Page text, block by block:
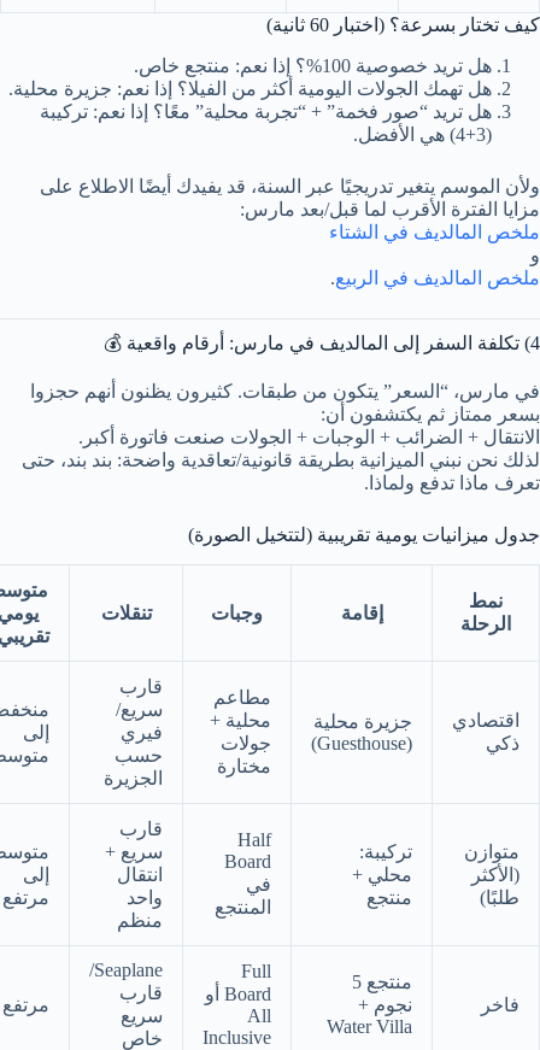
كيف تختار بسرعة؟ (اختبار 60 ثانية)
هل تريد خصوصية 100%؟ إذا نعم: منتجع خاص.
هل تهمك الجولات اليومية أكثر من الفيلا؟ إذا نعم: جزيرة محلية.
هل تريد “صور فخمة” + “تجربة محلية” معًا؟ إذا نعم: تركيبة
(3+4) هي الأفضل.
ولأن الموسم يتغير تدريجيًا عبر السنة، قد يفيدك أيضًا الاطلاع على
مزايا الفترة الأقرب لما قبل/بعد مارس:
ملخص المالديف في الشتاء
و
ملخص المالديف في الربيع.
4) تكلفة السفر إلى المالديف في مارس: أرقام واقعية 💰
في مارس، “السعر” يتكون من طبقات. كثيرون يظنون أنهم حجزوا
بسعر ممتاز ثم يكتشفون أن:
الانتقال + الضرائب + الوجبات + الجولات صنعت فاتورة أكبر.
لذلك نحن نبني الميزانية بطريقة قانونية/تعاقدية واضحة: بند بند، حتى
تعرف ماذا تدفع ولماذا.
جدول ميزانيات يومية تقريبية (لتتخيل الصورة)
نمط
الرحلة
إقامة وجبات تنقلات
اقتصادي
ذكي
جزيرة محلية
(Guesthouse)
مطاعم
محلية +
جولات
مختارة
قارب
سريع/
فيري
حسب
الجزيرة
إلى
متوازن
(الأكثر
طلبًا)
تركيبة:
محلي +
منتجع
Half
Board
في
المنتجع
قارب
سريع +
انتقال
واحد
منظم
إلى
مرتفع
فاخر
منتجع 5
نجوم +
Water Villa
Full
Board أو
All
Inclusive
Seaplane/
قارب
سريع
خاص
مرتفع